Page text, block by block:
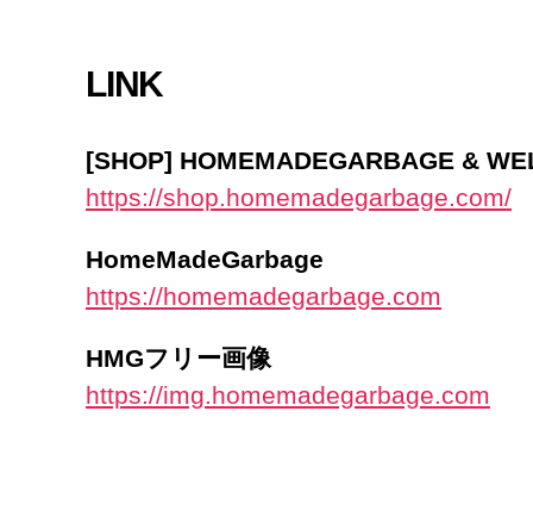
LINK
[SHOP] HOMEMADEGARBAGE &
https://shop.homemadegarbage.com/
HomeMadeGarbage
https://homemadegarbage.com
HMGフリー画像
https://img.homemadegarbage.com